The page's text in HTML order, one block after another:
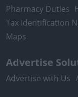
Pharmacy Duties
Tax Identification
Maps
Advertise
Advertise with Us